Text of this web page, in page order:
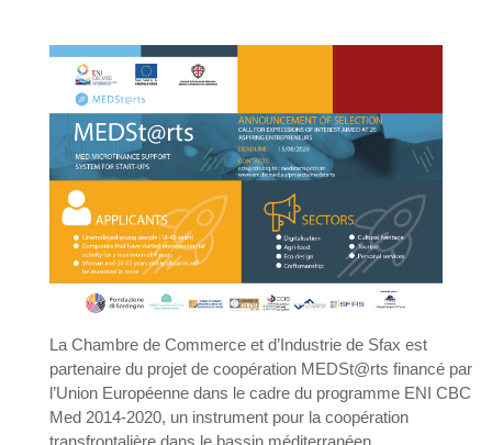
PUBLICATIONS
NOS SITES WEB
La Chambre de Commerce et d’Industrie de Sfax est
partenaire du projet de coopération MEDSt@rts financé par
l’Union Européenne dans le cadre du programme ENI CBC
Med 2014-2020, un instrument pour la coopération